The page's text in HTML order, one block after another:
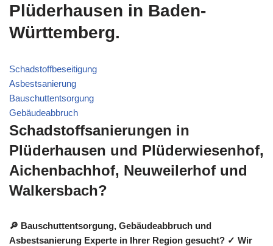
Plüderhausen in Baden-
Württemberg.
Schadstoffbeseitigung
Asbestsanierung
Bauschuttentsorgung
Gebäudeabbruch
Schadstoffsanierungen in
Plüderhausen und Plüderwiesenhof,
Aichenbachhof, Neuweilerhof und
Walkersbach?
🔎 Bauschuttentsorgung, Gebäudeabbruch und
Asbestsanierung Experte in Ihrer Region gesucht? ✓ Wir